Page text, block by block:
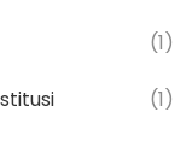
(1)
(1)